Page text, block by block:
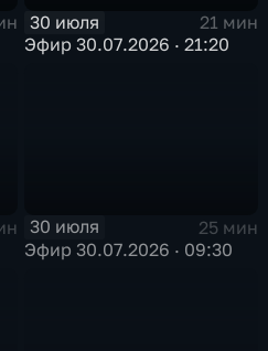
30 июля
21 мин
Эфир 30.07.2026 · 21:20
30 июля
25 мин
Эфир 30.07.2026 · 09:30